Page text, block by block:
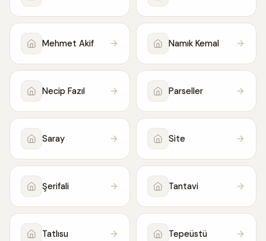
Mehmet Akif Namık Kemal
Necip Fazıl Parseller
Saray Site
Şerifali Tantavi
Tatlısu Tepeüstü